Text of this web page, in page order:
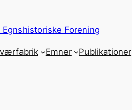
Forening
Emner Publikationer